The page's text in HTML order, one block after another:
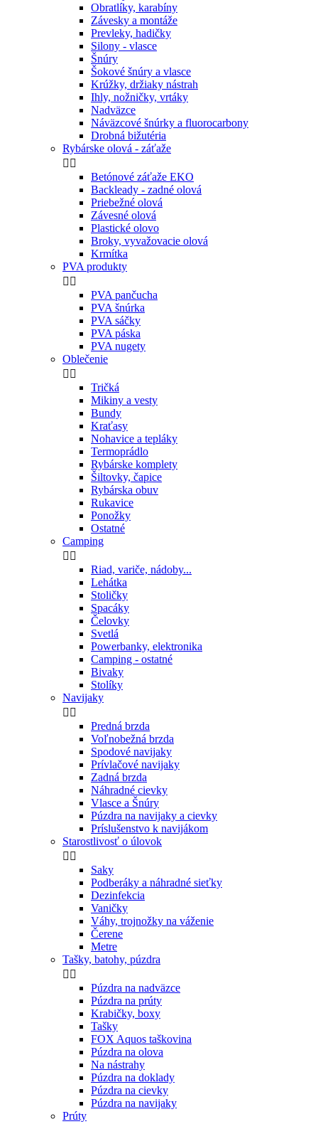
Obratlíky, karabíny
Závesky a montáže
Prevleky, hadičky
Silony - vlasce
Šnúry
Šokové šnúry a vlasce
Krúžky, držiaky nástrah
Ihly, nožničky, vrtáky
Nadväzce
Náväzcové šnúrky a fluorocarbony
Drobná bižutéria
Rybárske olová - záťaže
 
Betónové záťaže EKO
Backleady - zadné olová
Priebežné olová
Závesné olová
Plastické olovo
Broky, vyvažovacie olová
Krmítka
PVA produkty
 
PVA pančucha
PVA šnúrka
PVA sáčky
PVA páska
PVA nugety
Oblečenie
 
Tričká
Mikiny a vesty
Bundy
Kraťasy
Nohavice a tepláky
Termoprádlo
Rybárske komplety
Šiltovky, čapice
Rybárska obuv
Rukavice
Ponožky
Ostatné
Camping
 
Riad, variče, nádoby...
Lehátka
Stoličky
Spacáky
Čelovky
Svetlá
Powerbanky, elektronika
Camping - ostatné
Bivaky
Stolíky
Navijaky
 
Predná brzda
Voľnobežná brzda
Spodové navijaky
Prívlačové navijaky
Zadná brzda
Náhradné cievky
Vlasce a Šnúry
Púzdra na navijaky a cievky
Príslušenstvo k navijákom
Starostlivosť o úlovok
 
Saky
Podberáky a náhradné sieťky
Dezinfekcia
Vaničky
Váhy, trojnožky na váženie
Čerene
Metre
Tašky, batohy, púzdra
 
Púzdra na nadväzce
Púzdra na prúty
Krabičky, boxy
Tašky
FOX Aquos taškovina
Púzdra na olova
Na nástrahy
Púzdra na doklady
Púzdra na cievky
Púzdra na navijaky
Prúty